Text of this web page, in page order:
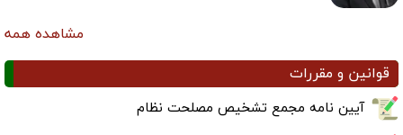
مشاهده همه
قوانین و مقررات
آیین نامه مجمع تشخیص مصلحت نظام